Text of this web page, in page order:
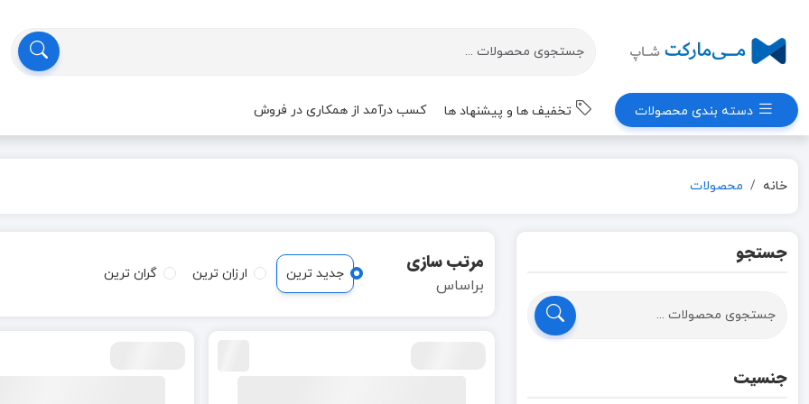
دسته بندی محصولات تخفیف ها و پیشنهاد ها کسب درآمد از همکاری در فروش
خانه محصولات
جستجو
جنسیت
مرتب سازی
براساس
جدید ترین ارزان ترین گران ترین